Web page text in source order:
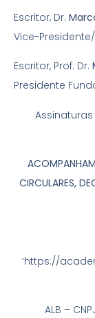
Escritor, Dr.
Vice-Presidente/
Escritor, Prof. Dr.
Presidente
CIRCULARES,
‘https://
ALB –